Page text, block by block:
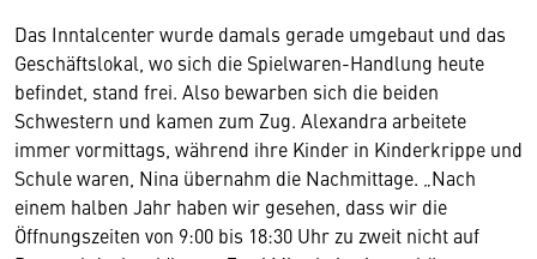
Das Inntalcenter wurde damals gerade umgebaut und das
Geschäftslokal, wo sich die Spielwaren-Handlung heute
befindet, stand frei. Also bewarben sich die beiden
Schwestern und kamen zum Zug. Alexandra arbeitete
immer vormittags, während ihre Kinder in Kinderkrippe und
Schule waren, Nina übernahm die Nachmittage. „Nach
einem halben Jahr haben wir gesehen, dass wir die
Öffnungszeiten von 9:00 bis 18:30 Uhr zu zweit nicht auf